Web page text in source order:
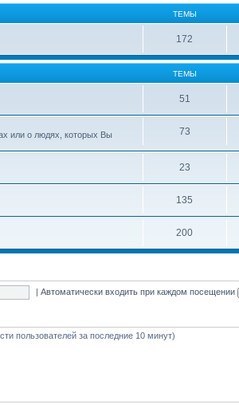
ТЕМЫ
172
ТЕМЫ
51
или о людях, которых Вы
73
23
135
200
|Автоматически входить при каждом посещении
пользователей за последние 10 минут)